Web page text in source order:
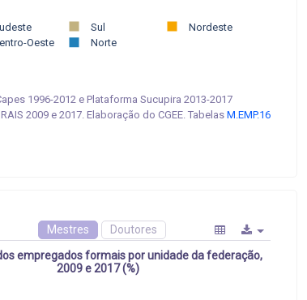
Sul
Nordeste
Oeste
Norte
1996-2012 e Plataforma Sucupira 2013-2017
2009 e 2017. Elaboração do CGEE. TabelasM.EMP.16
Mestres Doutores
empregados formais por unidade da federação,
2009 e 2017 (%)